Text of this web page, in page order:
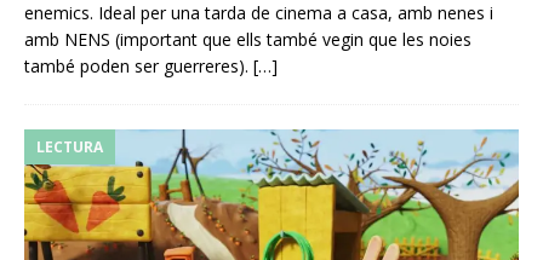
enemics. Ideal per una tarda de cinema a casa, amb nenes i
amb NENS (important que ells també vegin que les noies
també poden ser guerreres). […]
LECTURA